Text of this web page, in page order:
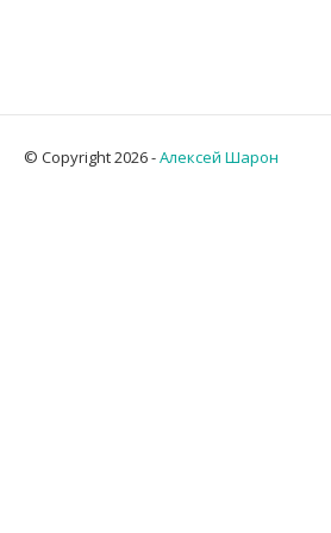
© Copyright 2026 -Алексей Шарон